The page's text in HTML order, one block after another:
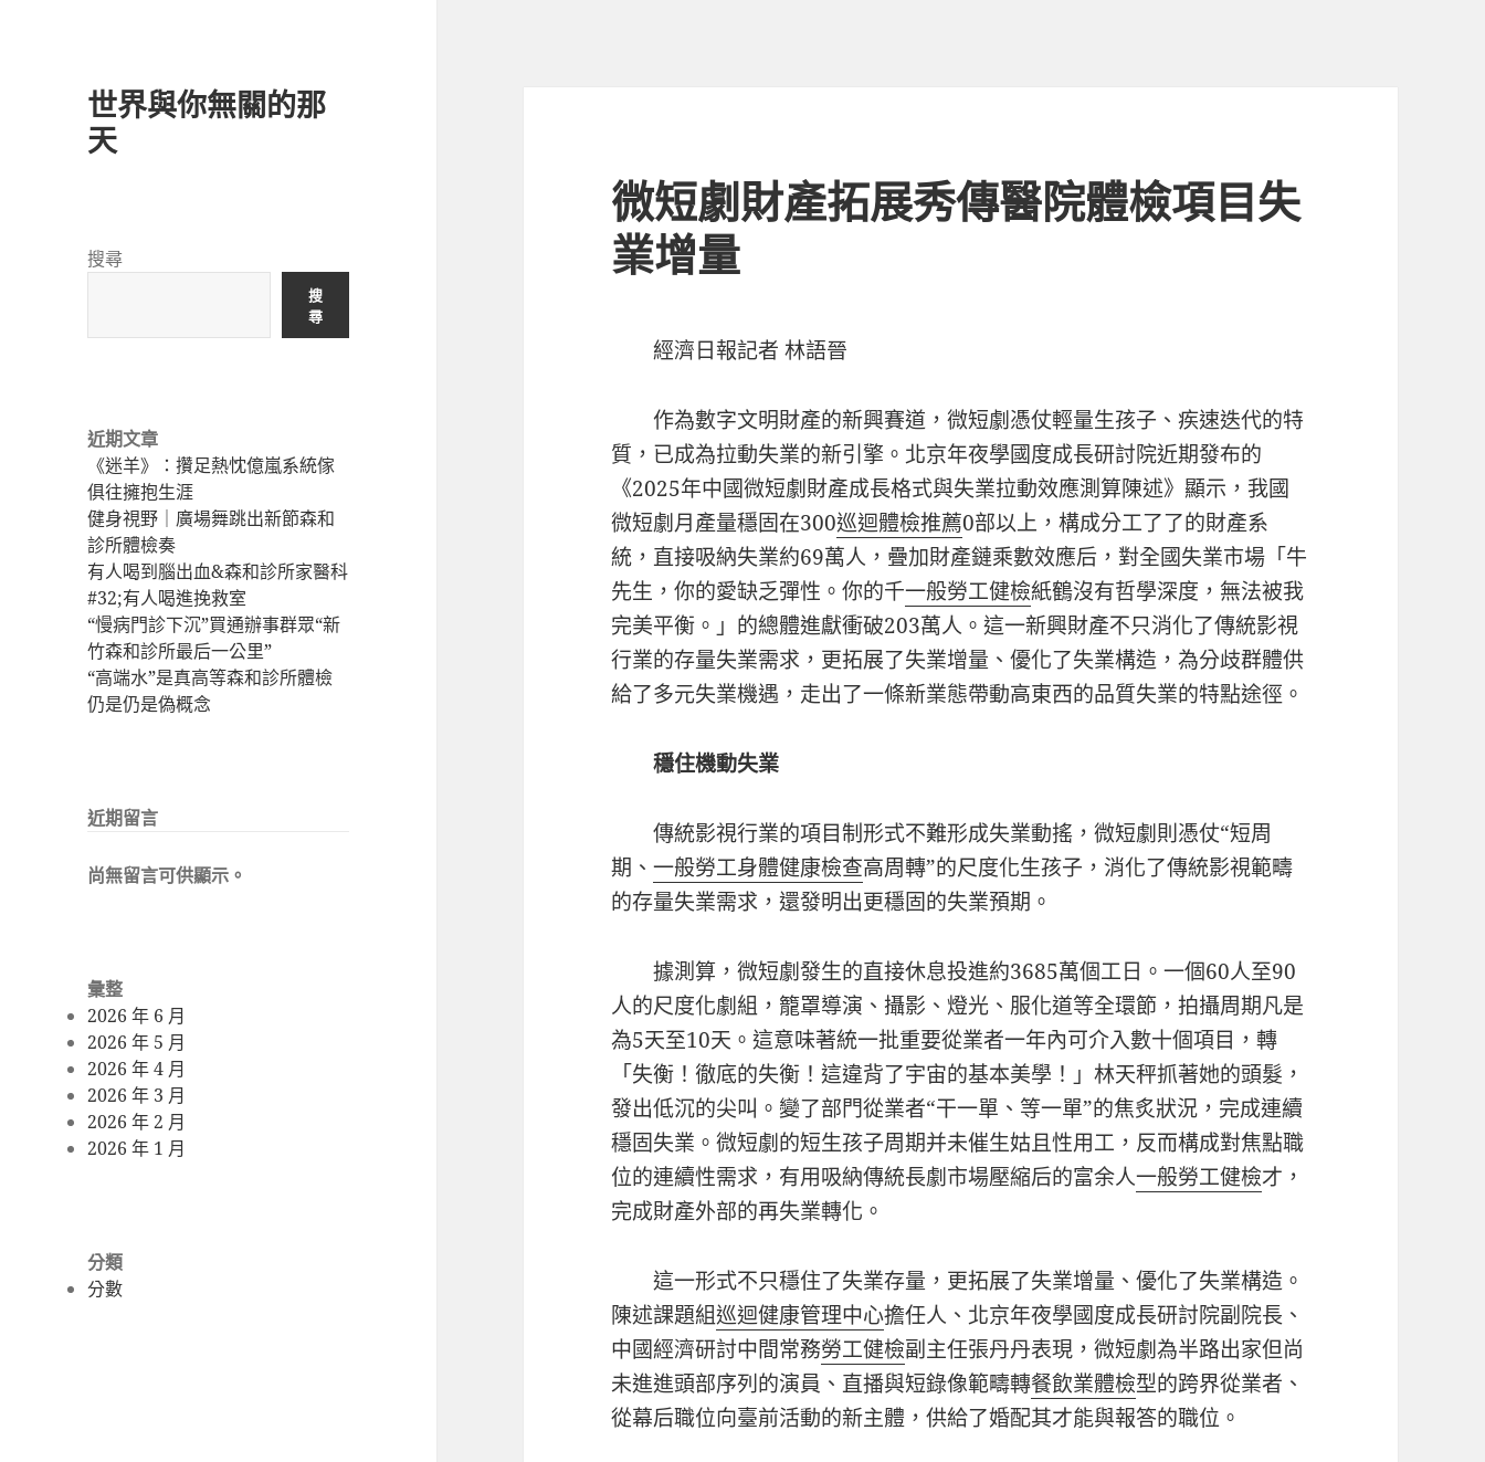
世界與你無關的那
天
搜尋
搜
尋
近期文章
《迷羊》：攢足熱忱億嵐系統傢
俱往擁抱生涯
健身視野｜廣場舞跳出新節森和
診所體檢奏
有人喝到腦出血&森和診所家醫科
#32;有人喝進挽救室
“慢病門診下沉”買通辦事群眾“新
竹森和診所最后一公里”
“高端水”是真高等森和診所體檢
仍是仍是偽概念
近期留言
尚無留言可供顯示。
彙整
2026 年 6 月
2026 年 5 月
2026 年 4 月
2026 年 3 月
2026 年 2 月
2026 年 1 月
分類
分數
微短劇財產拓展秀傳醫院體檢項目失
業增量
經濟日報記者 林語晉
作為數字文明財產的新興賽道，微短劇憑仗輕量生孩子、疾速迭代的特
質，已成為拉動失業的新引擎。北京年夜學國度成長研討院近期發布的
《2025年中國微短劇財產成長格式與失業拉動效應測算陳述》顯示，我國
微短劇月產量穩固在300巡迴體檢推薦0部以上，構成分工了了的財產系
統，直接吸納失業約69萬人，疊加財產鏈乘數效應后，對全國失業市場「牛
先生，你的愛缺乏彈性。你的千一般勞工健檢紙鶴沒有哲學深度，無法被我
完美平衡。」的總體進獻衝破203萬人。這一新興財產不只消化了傳統影視
行業的存量失業需求，更拓展了失業增量、優化了失業構造，為分歧群體供
給了多元失業機遇，走出了一條新業態帶動高東西的品質失業的特點途徑。
穩住機動失業
傳統影視行業的項目制形式不難形成失業動搖，微短劇則憑仗“短周
期、一般勞工身體健康檢查高周轉”的尺度化生孩子，消化了傳統影視範疇
的存量失業需求，還發明出更穩固的失業預期。
據測算，微短劇發生的直接休息投進約3685萬個工日。一個60人至90
人的尺度化劇組，籠罩導演、攝影、燈光、服化道等全環節，拍攝周期凡是
為5天至10天。這意味著統一批重要從業者一年內可介入數十個項目，轉
「失衡！徹底的失衡！這違背了宇宙的基本美學！」林天秤抓著她的頭髮，
發出低沉的尖叫。變了部門從業者“干一單、等一單”的焦炙狀況，完成連續
穩固失業。微短劇的短生孩子周期并未催生姑且性用工，反而構成對焦點職
位的連續性需求，有用吸納傳統長劇市場壓縮后的富余人一般勞工健檢才，
完成財產外部的再失業轉化。
這一形式不只穩住了失業存量，更拓展了失業增量、優化了失業構造。
陳述課題組巡迴健康管理中心擔任人、北京年夜學國度成長研討院副院長、
中國經濟研討中間常務勞工健檢副主任張丹丹表現，微短劇為半路出家但尚
未進進頭部序列的演員、直播與短錄像範疇轉餐飲業體檢型的跨界從業者、
從幕后職位向臺前活動的新主體，供給了婚配其才能與報答的職位。